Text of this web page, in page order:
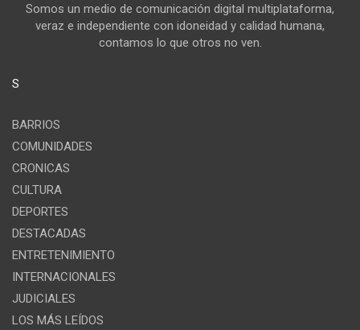
Somos un medio de comunicación digital multiplataforma,
veraz e independiente con idoneidad y calidad humana,
contamos lo que otros no ven.
S
BARRIOS
COMUNIDADES
CRONICAS
CULTURA
DEPORTES
DESTACADAS
ENTRETENIMIENTO
INTERNACIONALES
JUDICIALES
LOS MÁS LEÍDOS